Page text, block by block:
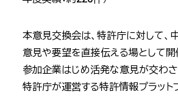
本意見交換会は、特許庁に対して、
意見や要望を直接伝える場として開
参加企業はじめ活発な意見が交わさ
特許庁が運営する特許情報プラット